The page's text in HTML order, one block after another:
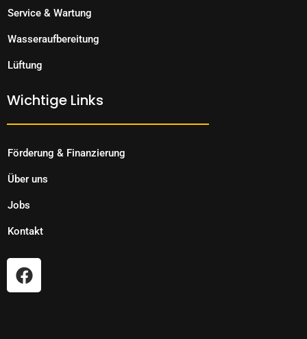
Service & Wartung
Wasseraufbereitung
Lüftung
Wichtige Links
Förderung & Finanzierung
Über uns
Jobs
Kontakt